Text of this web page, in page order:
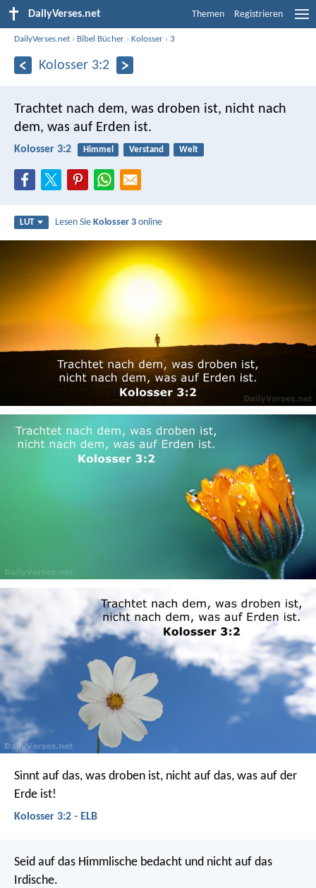
DailyVerses.net Themen Registrieren
DailyVerses.net › Bibel Bücher ›Kolosser ›3
Kolosser 3:2
Trachtet nach dem, was droben ist, nicht nach
dem, was auf Erden ist.
Kolosser 3:2 Himmel Verstand Welt
LUT Lesen SieKolosser 3 online
Sinnt auf das, was droben ist, nicht auf das, was auf der
Erde ist!
Kolosser 3:2 - ELB
Seid auf das Himmlische bedacht und nicht auf das
Irdische.